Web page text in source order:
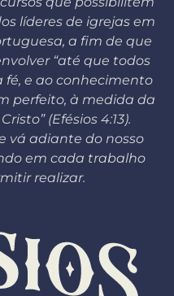
líderes de igrejas em
a fim de que
“até que todos
e ao conhecimento
perfeito, à medida da
(Efésios 4:13).
vá adiante do nosso
em cada trabalho
realizar.